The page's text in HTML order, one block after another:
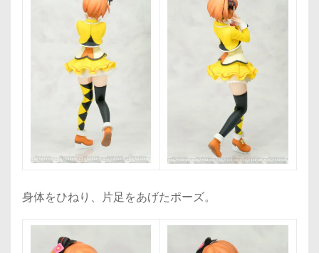
身体をひねり、片足をあげたポーズ。